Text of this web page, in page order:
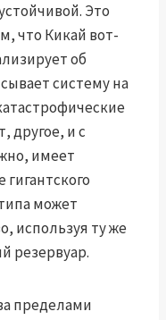
Это
что Кикай вот-
об
систему на
другое, и с
имеет
может
используя ту же
резервуар.
пределами